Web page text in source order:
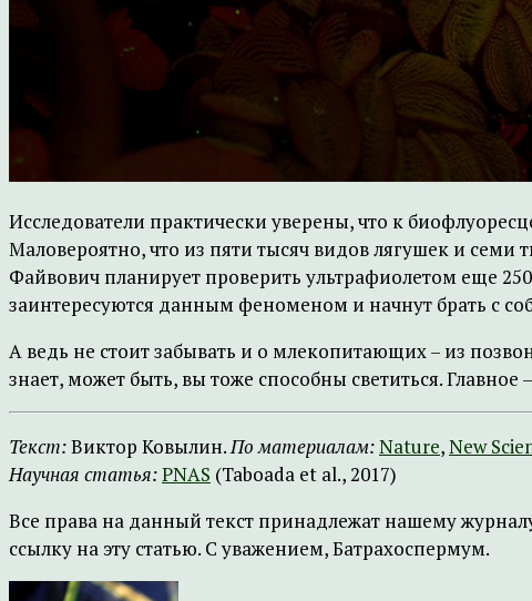
Исследователи практически уверены, что к
Маловероятно, что из пяти тысяч видов лягушек и
Файвович планирует проверить ультрафиолетом еще
заинтересуются данным феноменом и начнут брать с
А ведь не стоит забывать и о млекопитающих – из
знает, может быть, вы тоже способны светиться.
Текст:Виктор Ковылин.По материалам:Nature,New
Научная статья:PNAS (Taboada et al., 2017)
Все права на данный текст принадлежат нашему
ссылку на эту статью. С уважением, Батрахоспермум.